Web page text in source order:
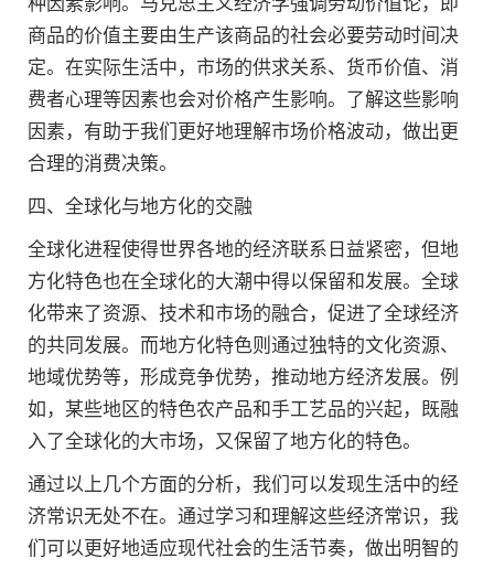
商品的价值主要由生产该商品的社会必要劳动时间决
定。在实际生活中，市场的供求关系、货币价值、消
费者心理等因素也会对价格产生影响。了解这些影响
因素，有助于我们更好地理解市场价格波动，做出更
合理的消费决策。
四、全球化与地方化的交融
全球化进程使得世界各地的经济联系日益紧密，但地
方化特色也在全球化的大潮中得以保留和发展。全球
化带来了资源、技术和市场的融合，促进了全球经济
的共同发展。而地方化特色则通过独特的文化资源、
地域优势等，形成竞争优势，推动地方经济发展。例
如，某些地区的特色农产品和手工艺品的兴起，既融
入了全球化的大市场，又保留了地方化的特色。
通过以上几个方面的分析，我们可以发现生活中的经
济常识无处不在。通过学习和理解这些经济常识，我
们可以更好地适应现代社会的生活节奏，做出明智的